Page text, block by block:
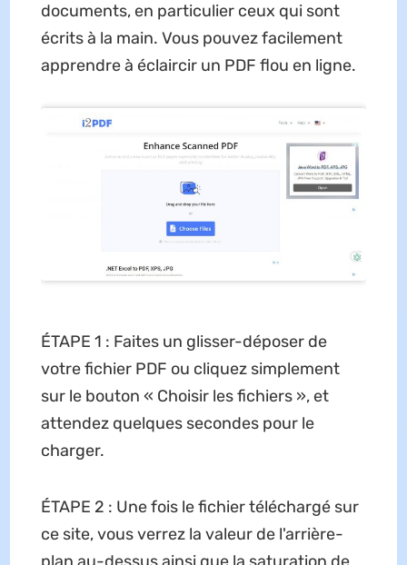
documents, en particulier ceux qui sont
écrits à la main. Vous pouvez facilement
apprendre à éclaircir un PDF flou en ligne.
ÉTAPE 1 : Faites un glisser-déposer de
votre fichier PDF ou cliquez simplement
sur le bouton « Choisir les fichiers », et
attendez quelques secondes pour le
charger.
ÉTAPE 2 : Une fois le fichier téléchargé sur
ce site, vous verrez la valeur de l'arrière-